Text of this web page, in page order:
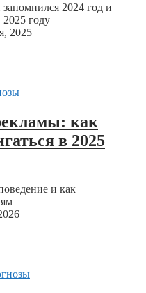
2024 год и
году
2025
как
в 2025
и как